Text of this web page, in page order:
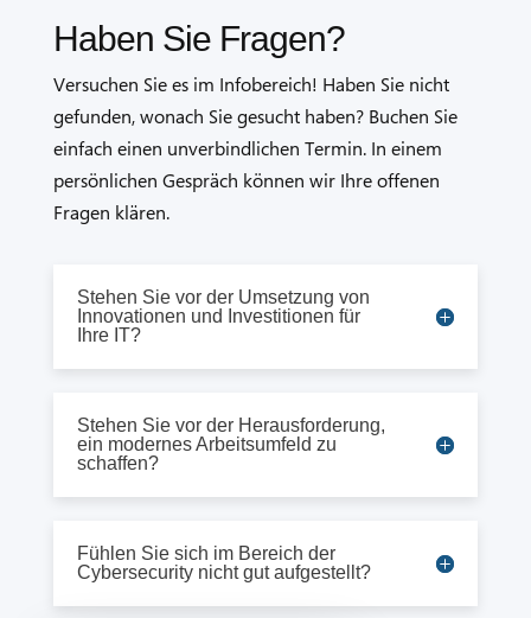
Haben Sie Fragen?
Versuchen Sie es im Infobereich! Haben Sie nicht
gefunden, wonach Sie gesucht haben? Buchen Sie
einfach einen unverbindlichen Termin. In einem
persönlichen Gespräch können wir Ihre offenen
Fragen klären.
Stehen Sie vor der Umsetzung von
Innovationen und Investitionen für
Ihre IT?
Stehen Sie vor der Herausforderung,
ein modernes Arbeitsumfeld zu
schaffen?
Fühlen Sie sich im Bereich der
Cybersecurity nicht gut aufgestellt?